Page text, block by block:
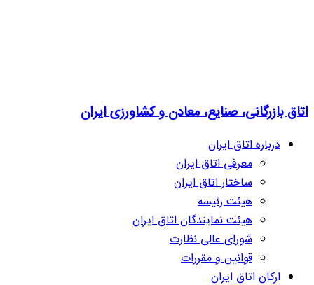
اتاق بازرگانی، صنایع، معادن و کشاورزی ایران
درباره اتاق ایران
معرفی اتاق ایران
ساختار اتاق ایران
هیئت رئیسه
هیئت نمایندگان اتاق ایران
شورای عالی نظارت
قوانین و مقررات
ارکان اتاق ایران